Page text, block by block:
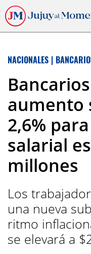
NACIONALES |
aumento
2,6%
salarial
millones
Los
una nueva
ritmo
se elevará a